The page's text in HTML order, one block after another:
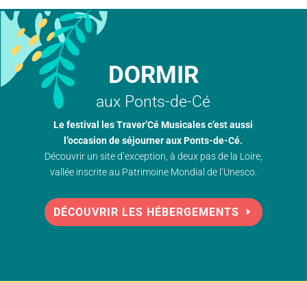
DORMIR
aux Ponts-de-Cé
Le festival les Traver’Cé Musicales c’est aussi
l’occasion de séjourner aux Ponts-de-Cé.
Découvrir un site d’exception, à deux pas de la Loire,
vallée inscrite au Patrimoine Mondial de l’Unesco.
DÉCOUVRIR LES HÉBERGEMENTS